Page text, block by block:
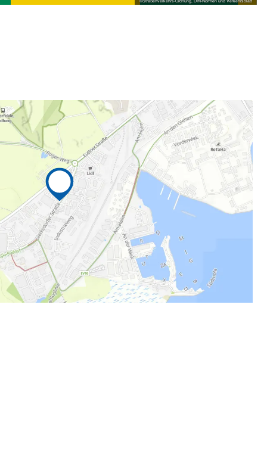
©Straßenverkehrs-Ordnung, DIN-Normen und Verkehrsblatt